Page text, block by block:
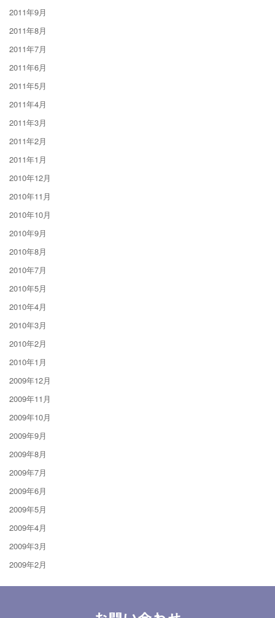
2011年9月
2011年8月
2011年7月
2011年6月
2011年5月
2011年4月
2011年3月
2011年2月
2011年1月
2010年12月
2010年11月
2010年10月
2010年9月
2010年8月
2010年7月
2010年5月
2010年4月
2010年3月
2010年2月
2010年1月
2009年12月
2009年11月
2009年10月
2009年9月
2009年8月
2009年7月
2009年6月
2009年5月
2009年4月
2009年3月
2009年2月